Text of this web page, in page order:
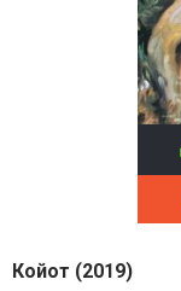
Койот (2019)